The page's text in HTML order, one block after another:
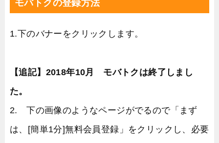
モバトクの登録方法
1.下のバナーをクリックします。
【追記】2018年10月 モバトクは終了しまし
た。
2. 下の画像のようなページがでるので「まず
は、[簡単1分]無料会員登録」をクリックし、必要